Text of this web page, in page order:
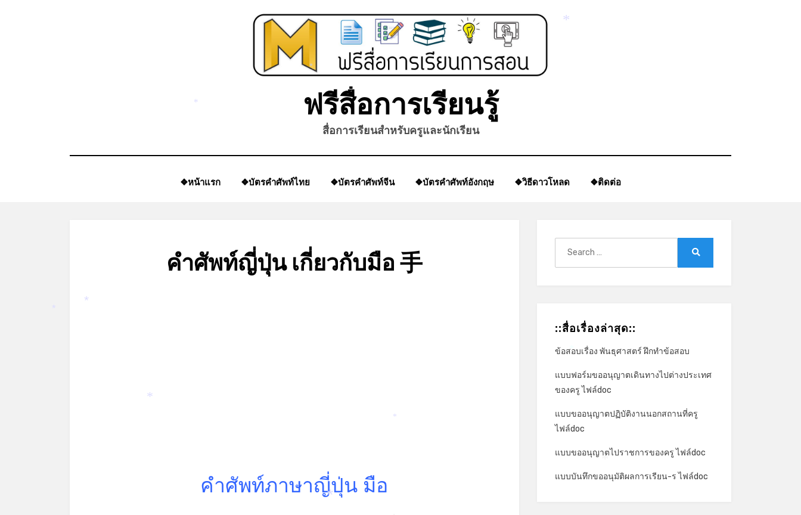
ฟรีสื่อการเรียนรู้
สื่อการเรียนสำหรับครูและนักเรียน
❖หน้าแรก ❖บัตรคำศัพท์ไทย ❖บัตรคำศัพท์จีน ❖บัตรคำศัพท์อังกฤษ ❖วิธีดาวโหลด ❖ติดต่อ
คำศัพท์ญี่ปุ่น เกี่ยวกับมือ 手
คำศัพท์ภาษาญี่ปุ่น มือ
::สื่อเรื่องล่าสุด::
ข้อสอบเรื่อง พันธุศาสตร์ ฝึกทำข้อสอบ
แบบฟอร์มขออนุญาตเดินทางไปต่างประเทศ
ของครู ไฟล์doc
แบบขออนุญาตปฏิบัติงานนอกสถานที่ครู
ไฟล์doc
แบบขออนุญาตไปราชการของครู ไฟล์doc
แบบบันทึกขออนุมัติผลการเรียน-ร ไฟล์doc
*
*
*